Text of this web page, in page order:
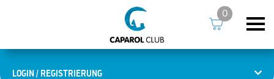
LOGIN / REGISTRIERUNG
0